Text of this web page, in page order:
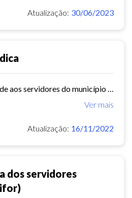
Atualização: 30/06/2023
Ver mais
Atualização: 16/11/2022
dos servidores